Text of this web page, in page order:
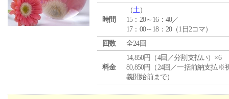
時間
（土）
15：20～16：40／
17：00～18：20（1日2コマ）
回数
全24回
料金
14,850円（4回／分割支払い）×6
80,850円（24回／一括前納支払※
義開始前まで）